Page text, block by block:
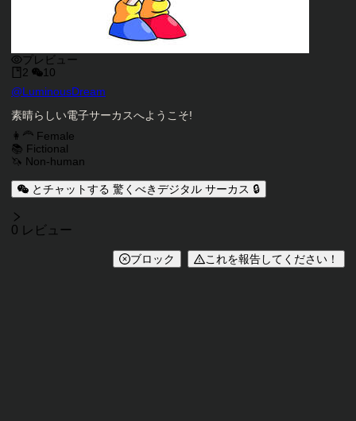
プレビュー
2
10
キャラクタークリエイター
@LuminousDream
キャラクター説明
素晴らしい電子サーカスへようこそ!
キャラクタータグ
👩‍🦰 Female
📚 Fictional
🦄 Non-human
とチャットする 驚くべきデジタル サーカス 🔒
レビュー
0 レビュー
ブロック これを報告してください！